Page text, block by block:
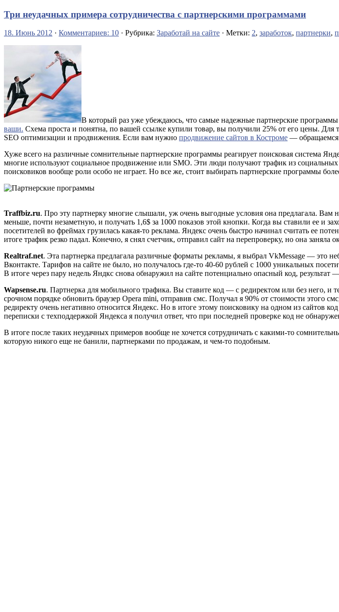
Три неудачных примера сотрудничества с партнерскими программами
18. Июнь 2012 · Комментариев: 10 · Рубрика: Заработай на сайте · Метки: 2, заработок, партнерки,
В который раз уже убеждаюсь, что самые надежные партнерские
ваши. Схема проста и понятна, по вашей ссылке купили товар, вы получили 25% от его цены. Для
SEO оптимизации и продвижения. Если вам нужно продвижение сайтов в Костроме — обращаемся
Хуже всего на различные сомнительные партнерские программы реагирует поисковая система
многие используют социальное продвижение или SMO. Эти люди получают трафик из
поисковиков вообще роли особо не играет. Но все же, стоит выбирать партнерские программы
Traffbiz.ru. Про эту партнерку многие слышали, уж очень выгодные условия она предлагала.
меньше, почти незаметную, и получать 1,6$ за 1000 показов этой кнопки. Когда вы ставили ее и
посетителей во фреймах грузилась какая-то реклама. Яндекс очень быстро начинал считать ее
итоге трафик резко падал. Конечно, я снял счетчик, отправил сайт на перепроверку, но она
Realtraf.net. Эта партнерка предлагала различные форматы рекламы, я выбрал VkMessage — это
Вконтакте. Тарифов на сайте не было, но получалось где-то 40-60 рублей с 1000 уникальных
В итоге через пару недель Яндкс снова обнаружил на сайте потенциально опасный код,
Wapsense.ru. Партнерка для мобильного трафика. Вы ставите код — с редиректом или без него, и
срочном порядке обновить браузер Opera mini, отправив смс. Получал я 90% от стоимости этого
редиректу очень негативно относится Яндекс. Но в итоге этому поисковику на одном из сайтов
переписки с техподдержкой Яндекса я получил ответ, что при последней проверке код не
В итоге после таких неудачных примеров вообще не хочется сотрудничать с какими-то
которую никого еще не банили, партнерками по продажам, и чем-то подобным.